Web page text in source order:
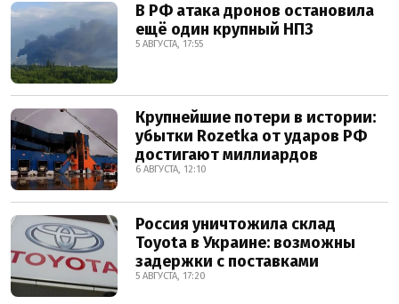
В РФ атака дронов остановила
ещё один крупный НПЗ
5 АВГУСТА, 17:55
Крупнейшие потери в истории:
убытки Rozetka от ударов РФ
достигают миллиардов
6 АВГУСТА, 12:10
Россия уничтожила склад
Toyota в Украине: возможны
задержки с поставками
5 АВГУСТА, 17:20